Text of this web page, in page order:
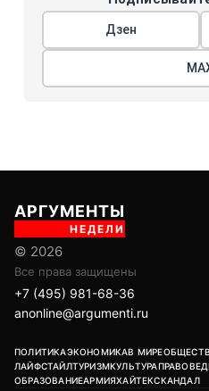
Дзен
АРГУМЕНТЫ
НЕДЕЛИ
© 2026
Все права защищены
+7 (495) 981-68-36
anonline@argumenti.ru
ПОЛИТИКАЭКОНОМИКАВ МИРЕ
ЛАЙФСТАЙЛТУРИЗМКУЛЬТУРАПРАВОВЕД
ОБРАЗОВАНИЕАРМИЯХАЙТЕКСКАНДАЛ